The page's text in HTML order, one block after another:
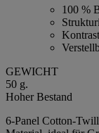
100 %
GEWICHT
50 g.
Hoher Bestand
6-Panel Cotton-